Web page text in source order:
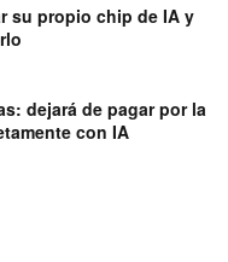
su propio chip de IA y
dejará de pagar por la
con IA